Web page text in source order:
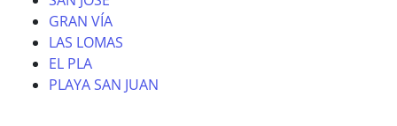
GRAN VÍA
LAS LOMAS
EL PLA
PLAYA SAN JUAN